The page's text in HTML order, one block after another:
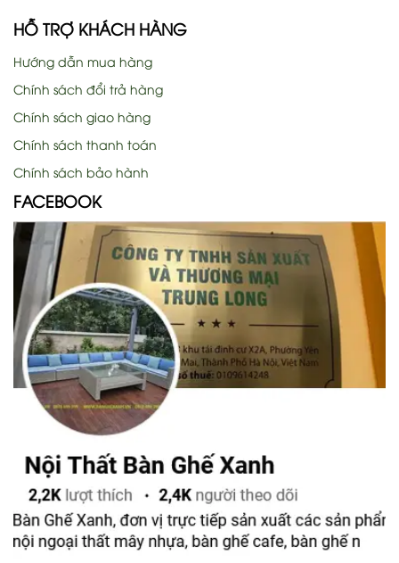
HỖ TRỢ KHÁCH HÀNG
Hướng dẫn mua hàng
Chính sách đổi trả hàng
Chính sách giao hàng
Chính sách thanh toán
Chính sách bảo hành
FACEBOOK